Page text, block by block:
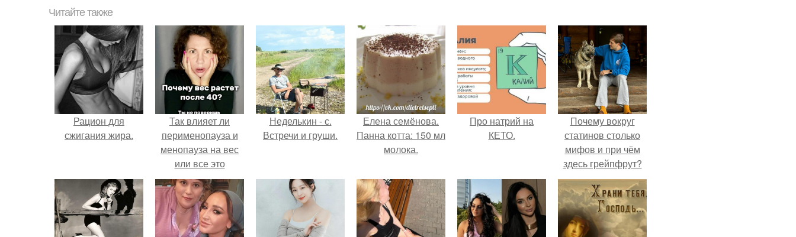
Читайте также
Рацион для
сжигания жира.
Так влияет ли
перименопауза и
менопауза на вес
или все это
ерунда?
Неделькин - с.
Встречи и груши.
Елена семёнова.
Панна котта: 150 мл
молока.
Про натрий на
КЕТО.
Почему вокруг
статинов столько
мифов и при чём
здесь грейпфрут?